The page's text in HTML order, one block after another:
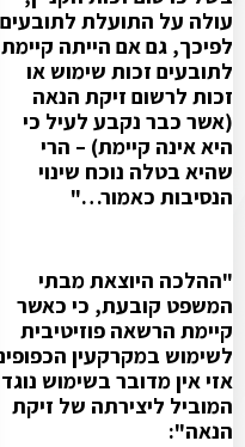
עולה על התועלת לתובעים
לפיכך, גם אם הייתה קיימת
לתובעים זכות שימוש או
זכות לרשום זיקת הנאה
(אשר כבר נקבע לעיל כי
היא אינה קיימת) – הרי
שהיא בטלה נוכח שינוי
הנסיבות כאמור…"
"ההלכה היוצאת מבתי
המשפט קובעת, כי כאשר
קיימת הרשאה פוזיטיבית
לשימוש במקרקעין הכפופים
אזי אין מדובר בשימוש נוגד
המוביל ליצירתה של זיקת
הנאה":